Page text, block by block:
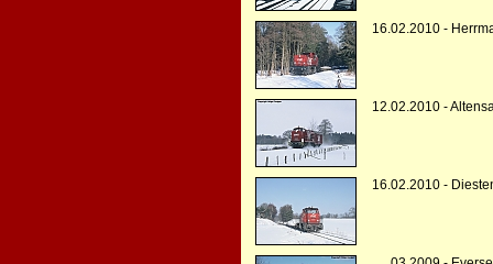
16.02.2010 -
12.02.2010 -
16.02.2010 -